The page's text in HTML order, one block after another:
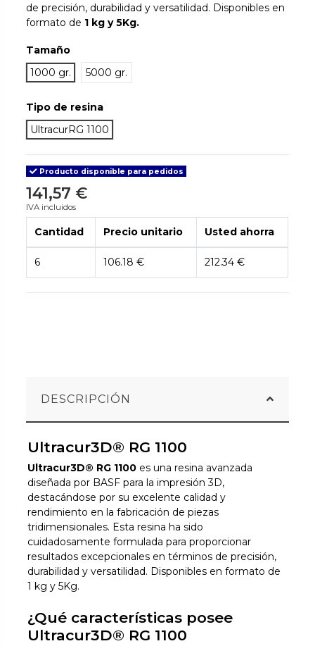
de precisión, durabilidad y versatilidad. Disponibles en
formato de 1 kg y 5Kg.
Tamaño
1000 gr.
5000 gr.
Tipo de resina
UltracurRG 1100
Producto disponible para pedidos
141,57 €
IVA incluidos
Cantidad Precio unitario Usted ahorra
6 106.18 € 212.34 €
DESCRIPCIÓN
Ultracur3D® RG 1100
Ultracur3D® RG 1100 es una resina avanzada
diseñada por BASF para la impresión 3D,
destacándose por su excelente calidad y
rendimiento en la fabricación de piezas
tridimensionales. Esta resina ha sido
cuidadosamente formulada para proporcionar
resultados excepcionales en términos de precisión,
durabilidad y versatilidad. Disponibles en formato de
1 kg y 5Kg.
¿Qué características posee
Ultracur3D® RG 1100